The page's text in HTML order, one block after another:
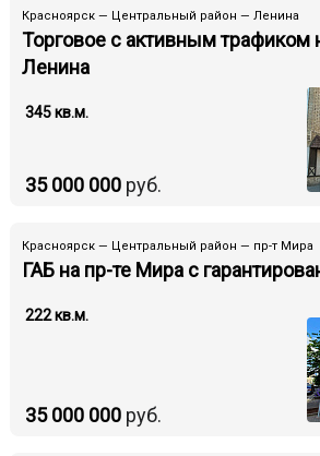
Красноярск — Центральный район — Ленина
Торговое с активным трафиком
Ленина
35 000 000руб.
345 кв.м.
Красноярск — Центральный район — пр-т Мира
ГАБ на пр-те Мира с
35 000 000руб.
222 кв.м.